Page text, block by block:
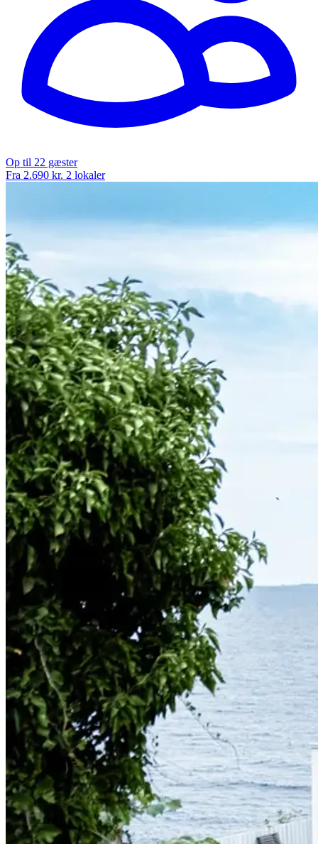
Op til 22 gæster
Fra 2.690 kr. 2 lokaler